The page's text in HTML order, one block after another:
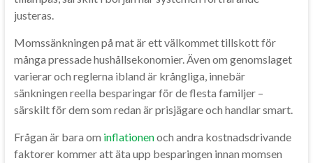
justeras.
Momssänkningen på mat är ett välkommet tillskott för
många pressade hushållsekonomier. Även om genomslaget
varierar och reglerna ibland är krångliga, innebär
sänkningen reella besparingar för de flesta familjer –
särskilt för dem som redan är prisjägare och handlar smart.
Frågan är bara om inflationenoch andra kostnadsdrivande
faktorer kommer att äta upp besparingen innan momsen